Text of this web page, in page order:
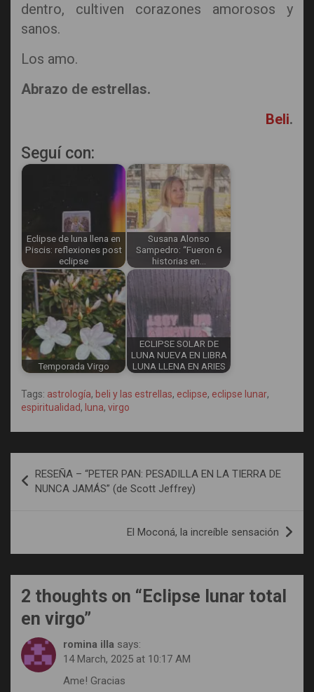
dentro, cultiven corazones amorosos y
sanos.
Los amo.
Abrazo de estrellas.
Beli.
Seguí con:
Eclipse de luna llena en
Piscis: reflexiones post
eclipse
Susana Alonso
Sampedro: “Fueron 6
historias en…
Temporada Virgo
ECLIPSE SOLAR DE
LUNA NUEVA EN LIBRA
LUNA LLENA EN ARIES
Tags: astrología, beli y las estrellas, eclipse, eclipse lunar,
espiritualidad, luna, virgo
navigation
RESEÑA – “PETER PAN: PESADILLA EN LA TIERRA DE
NUNCA JAMÁS” (de Scott Jeffrey)
El Moconá, la increíble sensación
2 thoughts on “ Eclipse lunar total
en virgo”
romina illa says:
14 March, 2025 at 10:17 AM
Ame! Gracias